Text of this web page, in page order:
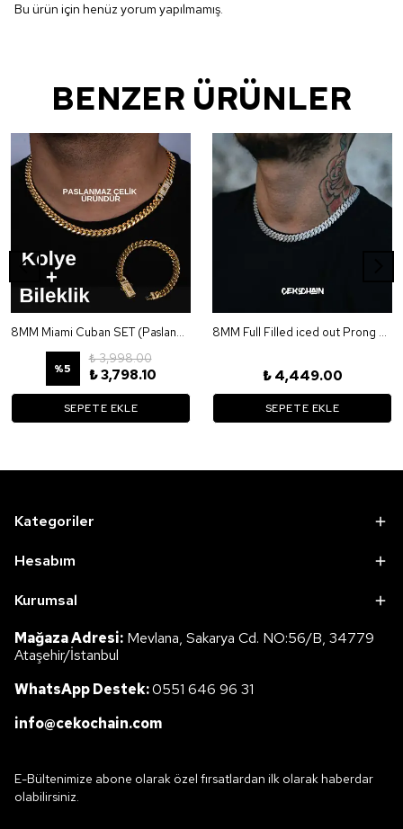
Bu ürün için henüz yorum yapılmamış.
BENZER ÜRÜNLER
8MM Miami Cuban SET (Paslanmaz Çelik)
%5
₺ 3,998.00
₺ 3,798.10
SEPETE EKLE
8MM Full Filled iced out Prong Chain
₺ 4,449.00
SEPETE EKLE
Kategoriler
Hesabım
Kurumsal
Mağaza Adresi: Mevlana, Sakarya Cd. NO:56/B, 34779
Ataşehir/İstanbul
WhatsApp Destek:0551 646 96 31
info@cekochain.com
E-Bültenimize abone olarak özel fırsatlardan ilk olarak haberdar
olabilirsiniz.